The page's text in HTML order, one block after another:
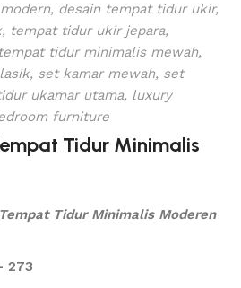
desain tempat tidur ukir,
tempat tidur ukir jepara,
tidur minimalis mewah,
set kamar mewah, set
ukamar utama, luxury
furniture
Tidur Minimalis
Tidur Minimalis Moderen
273